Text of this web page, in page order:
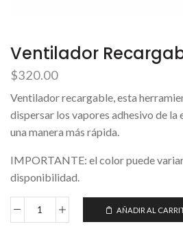
Ventilador
$320.00
Ventilador recargable, esta
dispersar los vapores adhesivo de la
una manera más rápida.
IMPORTANTE: el color puede
disponibilidad.
AÑADIR AL